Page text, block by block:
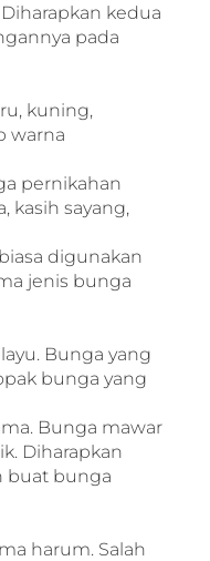
kedua
pada
kuning,
warna
pernikahan
kasih sayang,
digunakan
jenis bunga
Bunga yang
bunga yang
Bunga mawar
Diharapkan
buat bunga
harum. Salah